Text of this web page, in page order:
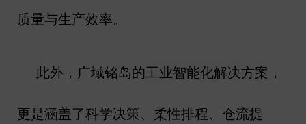
质量与生产效率。
此外，广域铭岛的工业智能化解决方案 ，
更是涵盖了科学决策、柔性排程、仓流提